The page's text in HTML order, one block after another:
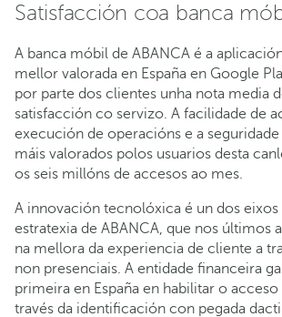
Satisfacción coa banca
A banca móbil de ABANCA é a
mellor valorada en España en Google
por parte dos clientes unha nota media
satisfacción co servizo. A facilidade de
execución de operacións e a
máis valorados polos usuarios desta
os seis millóns de accesos ao mes.
A innovación tecnolóxica é un dos
estratexia de ABANCA, que nos últimos
na mellora da experiencia de cliente a
non presenciais. A entidade financeira
primeira en España en habilitar o
través da identificación con pegada